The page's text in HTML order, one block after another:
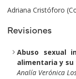
Adriana Cristóforo
Revisiones
Abuso sexual
alimentaria y
Analía Verónica